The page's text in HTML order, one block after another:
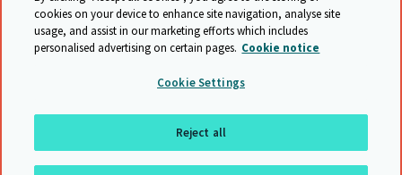
Όροι και προϋποθέσεις
Προστασία δεδομένων
Accessibility statement Statement on modern slavery
Safeguarding policy
Χάρτης ιστότοπου
επιστροφή στην αρχή της σελίδας
cookies on your device to enhance site navigation, analyse site
usage, and assist in our marketing efforts which includes
personalised advertising on certain pages. Cookie notice
Cookie Settings
Reject all